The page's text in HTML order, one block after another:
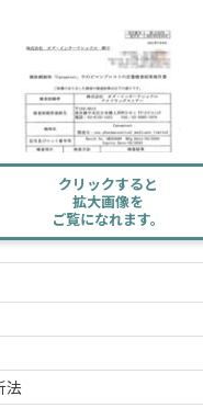
クリックすると
拡大画像を
ご覧になれます。
法